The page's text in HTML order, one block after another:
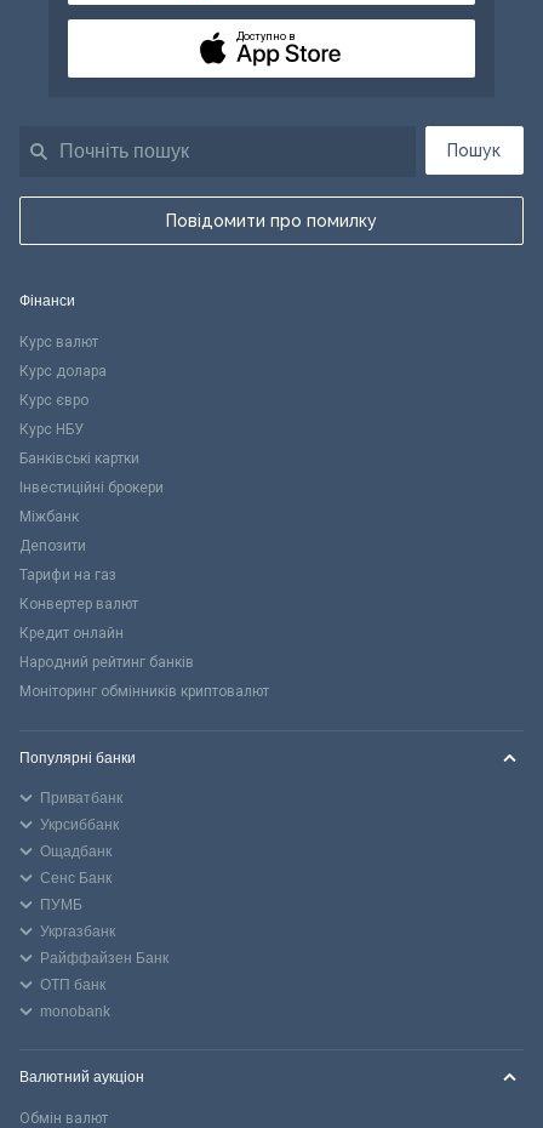
Пошук
Повідомити про помилку
Доступно в
Фінанси
Курс валют
Курс долара
Курс євро
Курс НБУ
Банківські картки
Інвестиційні брокери
Міжбанк
Депозити
Тарифи на газ
Конвертер валют
Кредит онлайн
Народний рейтинг банків
Моніторинг обмінників криптовалют
Популярні банки
Приватбанк
Укрсиббанк
Ощадбанк
Сенс Банк
ПУМБ
Укргазбанк
Райффайзен Банк
ОТП банк
monobank
Валютний аукціон
Обмін валют